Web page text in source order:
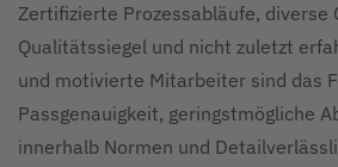
Zertifizierte Prozessabläufe, diverse
Qualitätssiegel und nicht zuletzt
und motivierte Mitarbeiter sind das
Passgenauigkeit, geringstmögliche
innerhalb Normen und